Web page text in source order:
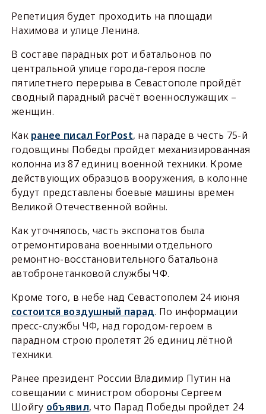
Репетиция будет проходить на площади
Нахимова и улице Ленина.
В составе парадных рот и батальонов по
центральной улице города-героя после
пятилетнего перерыва в Севастополе пройдёт
сводный парадный расчёт военнослужащих –
женщин.
Как ранее писал ForPost, на параде в честь 75-й
годовщины Победы пройдет механизированная
колонна из 87 единиц военной техники. Кроме
действующих образцов вооружения, в колонне
будут представлены боевые машины времен
Великой Отечественной войны.
Как уточнялось, часть экспонатов была
отремонтирована военными отдельного
ремонтно-восстановительного батальона
автобронетанковой службы ЧФ.
Кроме того, в небе над Севастополем 24 июня
состоится воздушный парад. По информации
пресс-службы ЧФ, над городом-героем в
парадном строю пролетят 26 единиц лётной
техники.
Ранее президент России Владимир Путин на
совещании с министром обороны Сергеем
Шойгу объявил, что Парад Победы пройдет 24